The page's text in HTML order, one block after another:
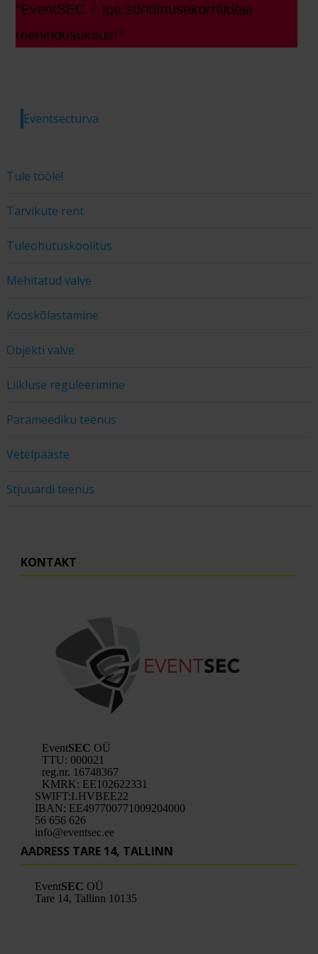
“EventSEC – Iga sündmusekorraldaja
teenindusüksus!”
Eventsecturva
Tule tööle!
Tarvikute rent
Tuleohutuskoolitus
Mehitatud valve
Kooskõlastamine
Objekti valve
Liikluse reguleerimine
Parameediku teenus
Vetelpääste
Stjuuardi teenus
KONTAKT
EventSEC OÜ
TTU: 000021
reg.nr. 16748367
KMRK: EE102622331
SWIFT:LHVBEE22
IBAN: EE497700771009204000
56 656 626
info@eventsec.ee
AADRESS TARE 14, TALLINN
EventSEC OÜ
Tare 14, Tallinn 10135